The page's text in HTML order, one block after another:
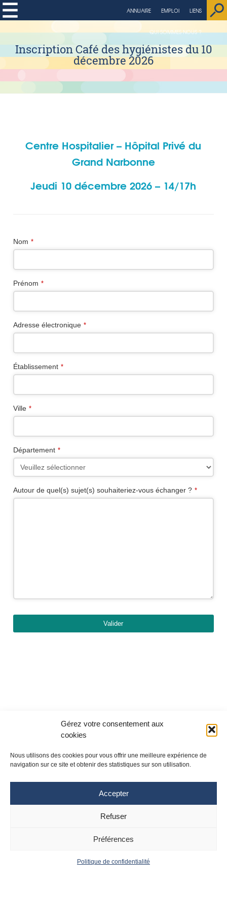
Gérez votre consentement aux
cookies
Nous utilisons des cookies pour vous offrir une meilleure expérience de
navigation sur ce site et obtenir des statistiques sur son utilisation.
Accepter
Refuser
Préférences
Politique de confidentialité
LIENS
EMPLOI
ANNUAIRE
QUI SOMMES NOUS ?
Inscription Café des hygiénistes du 10
décembre 2026
Centre Hospitalier – Hôpital Privé du
Grand Narbonne
Jeudi 10 décembre 2026 – 14/17h
Nom *
Prénom *
Adresse électronique *
Établissement *
Phone
Number
Ville *
Département *
Autour de quel(s) sujet(s) souhaiteriez-vous échanger ? *
Valider
cpias-occitanie@chu-toulouse.fr
Site Montpellier
cpias-occitanie@chu-